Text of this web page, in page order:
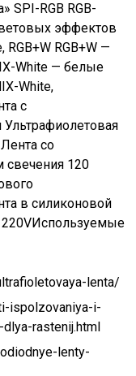
SPI-RGB RGB-
эффектов
RGB+W —
White — белые
White,
с
со
свечения 120
в силиконовой
Используемые
lenta/
ispolzovaniya-i-
rastenij.html
lenty-